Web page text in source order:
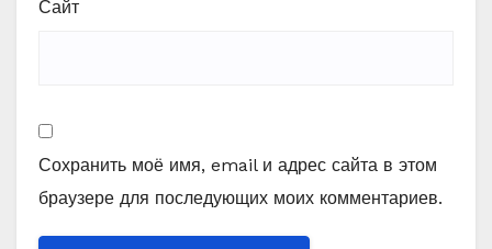
Сайт
Сохранить моё имя, email и адрес сайта в этом
браузере для последующих моих комментариев.